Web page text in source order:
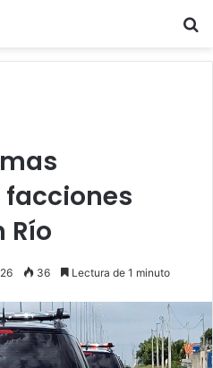
Río
36 Lectura de 1 minuto